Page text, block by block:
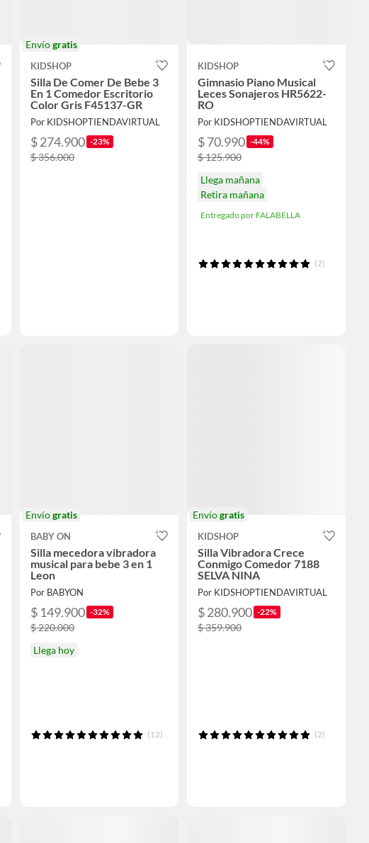
Envíogratis
KIDSHOP
Silla De Comer De Bebe 3
En 1 Comedor Escritorio
Color Gris F45137-GR
Por KIDSHOPTIENDAVIRTUAL
$ 274.900 -23%
$ 356.000
KIDSHOP
Gimnasio Piano Musical
Leces Sonajeros HR5622-
RO
Por KIDSHOPTIENDAVIRTUAL
$ 70.990 -44%
$ 125.900
Llega mañana
Retira mañana
Entregado por FALABELLA
(2)
Envíogratis
BABY ON
Silla mecedora vibradora
musical para bebe 3 en 1
Leon
Por BABYON
$ 149.900 -32%
$ 220.000
Llega hoy
(12)
Envíogratis
KIDSHOP
Silla Vibradora Crece
Conmigo Comedor 7188
SELVA NINA
Por KIDSHOPTIENDAVIRTUAL
$ 280.900 -22%
$ 359.900
(2)